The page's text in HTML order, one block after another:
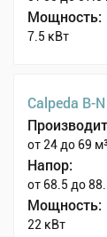
Мощность:
7.5 кВт
Calpeda B-
от 24 до 69
Напор:
от 68.5 до
Мощность:
22 кВт